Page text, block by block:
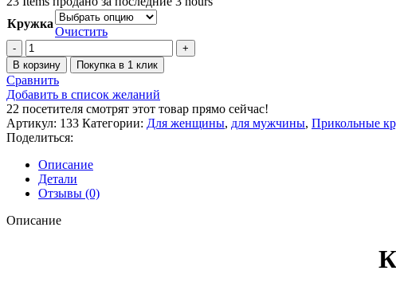
Кружка
Очистить
В корзину Покупка в 1 клик
Сравнить
Добавить в список желаний
22 посетителя смотрят этот товар прямо сейчас!
Артикул: 133 Категории: Для женщины, для мужчины, Прикольные
Поделиться:
Описание
Детали
Отзывы (0)
Описание